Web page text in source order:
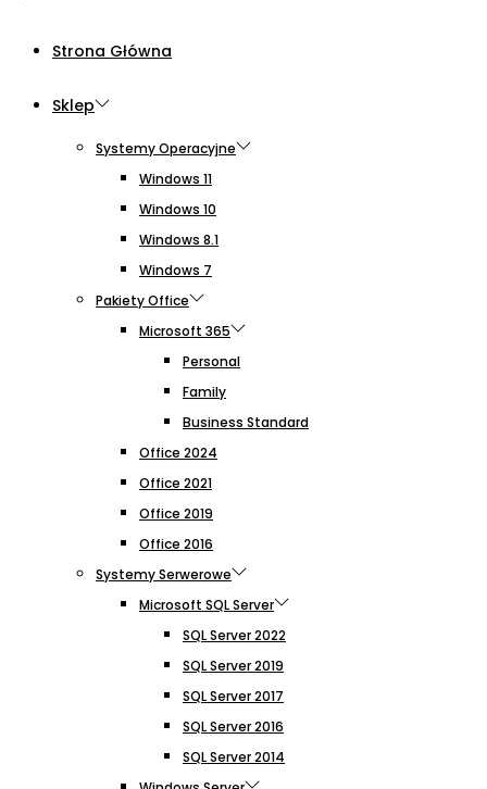
Strona Główna
Sklep
Systemy Operacyjne
Windows 11
Windows 10
Windows 8.1
Windows 7
Pakiety Office
Microsoft 365
Personal
Family
Business Standard
Office 2024
Office 2021
Office 2019
Office 2016
Systemy Serwerowe
Microsoft SQL Server
SQL Server 2022
SQL Server 2019
SQL Server 2017
SQL Server 2016
SQL Server 2014